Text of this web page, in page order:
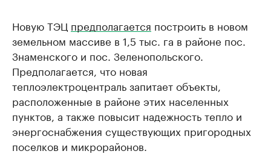
Новую ТЭЦ предполагается построить в новом
земельном массиве в 1,5 тыс. га в районе пос.
Знаменского и пос. Зеленопольского.
Предполагается, что новая
теплоэлектроцентраль запитает объекты,
расположенные в районе этих населенных
пунктов, а также повысит надежность тепло и
энергоснабжения существующих пригородных
поселков и микрорайонов.